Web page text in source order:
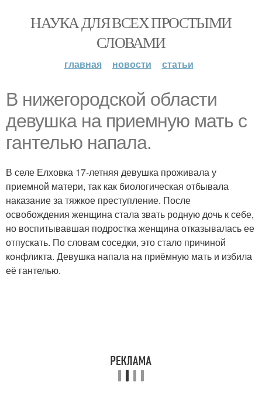
НАУКА ДЛЯ ВСЕХ ПРОСТЫМИ
СЛОВАМИ
главная новости статьи
В нижегородской области
девушка на приемную мать с
гантелью напала.
В селе Елховка 17-летняя девушка проживала у
приемной матери, так как биологическая отбывала
наказание за тяжкое преступление. После
освобождения женщина стала звать родную дочь к себе,
но воспитывавшая подростка женщина отказывалась ее
отпускать. По словам соседки, это стало причиной
конфликта. Девушка напала на приёмную мать и избила
её гантелью.